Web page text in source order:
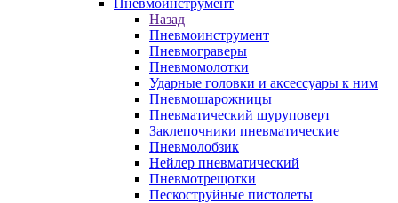
Пневмоинструмент
Назад
Пневмоинструмент
Пневмограверы
Пневмомолотки
Ударные головки и аксессуары к ним
Пневмошарожницы
Пневматический шуруповерт
Заклепочники пневматические
Пневмолобзик
Нейлер пневматический
Пневмотрещотки
Пескоструйные пистолеты